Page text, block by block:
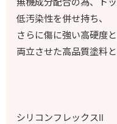
低汚染性を併せ持ち、
さらに傷に強い高硬度
両立させた高品質塗料と
シリコンフレックスⅡ